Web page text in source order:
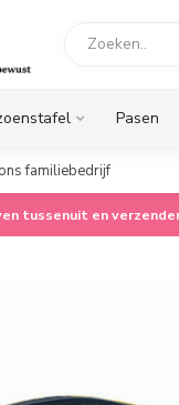
Pasen
familiebedrijf
tussenuit en